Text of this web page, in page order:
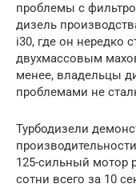
проблемы с
дизель
i30, где он нередко
двухмассовым
менее, владельцы
проблемами не
Турбодизели
125-сильный мотор
сотни всего за 10